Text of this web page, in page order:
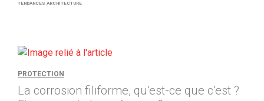
TENDANCES ARCHITECTURE
PROTECTION
La corrosion filiforme, qu’est-ce que c’est ?